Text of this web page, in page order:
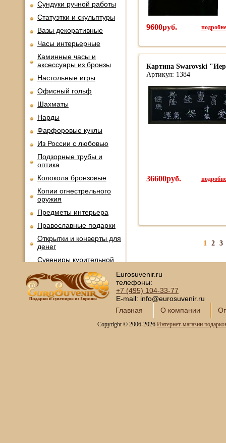
Сундуки ручной работы
Статуэтки и скульптуры
Вазы декоративные
Часы интерьерные
Каминные часы и
аксессуары из бронзы
Настольные игры
Офисный гольф
Шахматы
Нарды
Фарфоровые куклы
Из России с любовью
Подзорные трубы и
оптика
Колокола бронзовые
Копии огнестрельного
оружия
Предметы интерьера
Православные подарки
Открытки и конверты для
денег
Сувениры курительной
Новинки месяца
9600руб.
Картина Swarovski
Артикул: 1384
36600руб.
1 2 3
Eurosuvenir.ru
телефоны:
+7 (495) 104-33-77
E-mail: info@eurosuvenir.ru
Главная
О компании
Copyright © 2006-2026 Интернет-магазин